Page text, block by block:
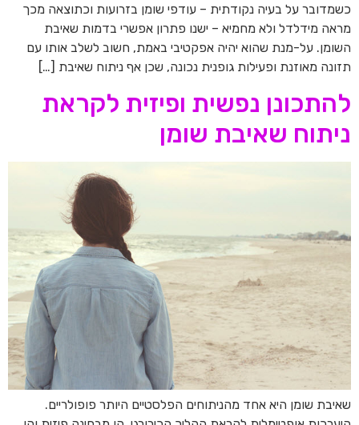
כשמדובר על בעיה נקודתית – עודפי שומן בזרועות וכתוצאה מכך
מראה מידלדל ולא מחמיא – ישנו פתרון אפשרי בדמות שאיבת
השומן. על-מנת שהוא יהיה אפקטיבי באמת, חשוב לשלב אותו עם
תזונה מאוזנת ופעילות גופנית נכונה, שכן אף ניתוח שאיבת […]
להתכונן נפשית ופיזית לקראת
ניתוח שאיבת שומן
שאיבת שומן היא אחד מהניתוחים הפלסטיים היותר פופולריים.